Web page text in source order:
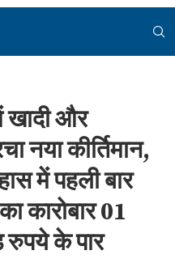
खादी और
नया कीर्तिमान,
में पहली बार
कारोबार 01
रुपये के पार